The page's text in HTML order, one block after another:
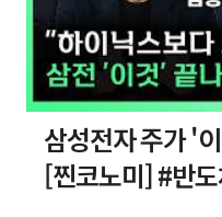
삼성전자 주가 '
[찐코노미] #반